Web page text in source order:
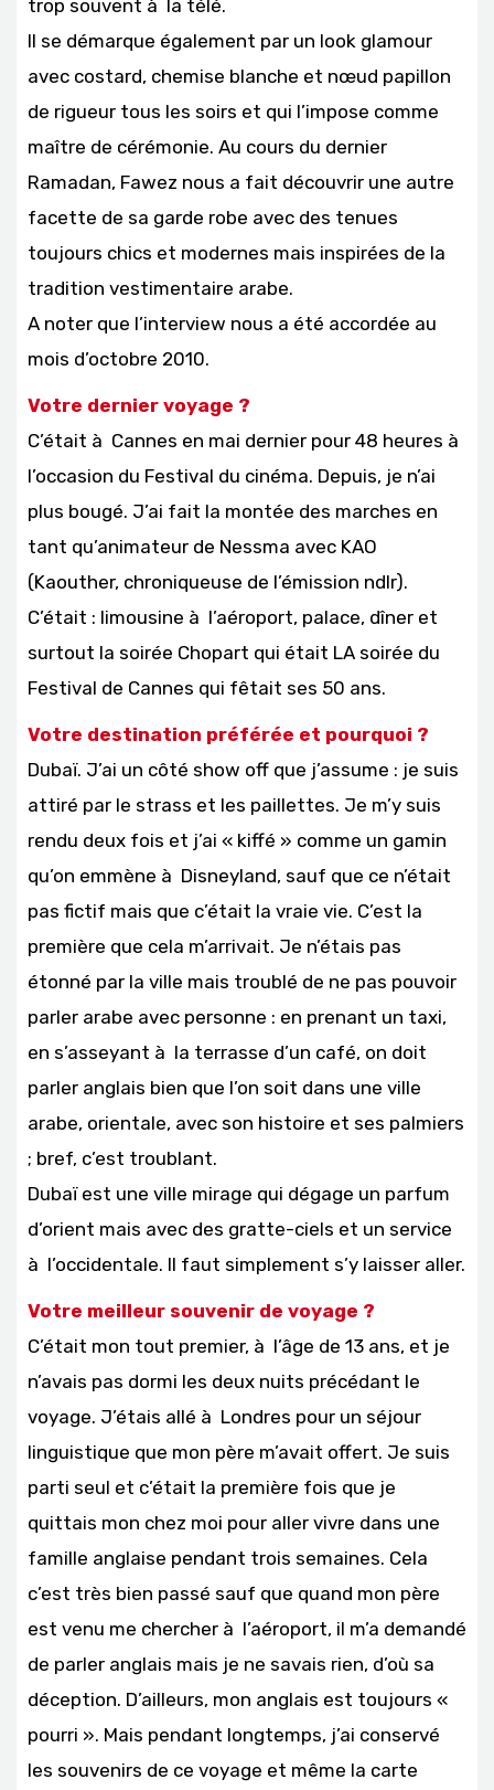
trop souvent à la télé.
Il se démarque également par un look glamour
avec costard, chemise blanche et nœud papillon
de rigueur tous les soirs et qui l’impose comme
maître de cérémonie. Au cours du dernier
Ramadan, Fawez nous a fait découvrir une autre
facette de sa garde robe avec des tenues
toujours chics et modernes mais inspirées de la
tradition vestimentaire arabe.
A noter que l’interview nous a été accordée au
mois d’octobre 2010.
Votre dernier voyage ?
C’était à Cannes en mai dernier pour 48 heures à
l’occasion du Festival du cinéma. Depuis, je n’ai
plus bougé. J’ai fait la montée des marches en
tant qu’animateur de Nessma avec KAO
(Kaouther, chroniqueuse de l’émission ndlr).
C’était : limousine à l’aéroport, palace, dîner et
surtout la soirée Chopart qui était LA soirée du
Festival de Cannes qui fêtait ses 50 ans.
Votre destination préférée et pourquoi ?
Dubaï. J’ai un côté show off que j’assume : je suis
attiré par le strass et les paillettes. Je m’y suis
rendu deux fois et j’ai « kiffé » comme un gamin
qu’on emmène à Disneyland, sauf que ce n’était
pas fictif mais que c’était la vraie vie. C’est la
première que cela m’arrivait. Je n’étais pas
étonné par la ville mais troublé de ne pas pouvoir
parler arabe avec personne : en prenant un taxi,
en s’asseyant à la terrasse d’un café, on doit
parler anglais bien que l’on soit dans une ville
arabe, orientale, avec son histoire et ses palmiers
; bref, c’est troublant.
Dubaï est une ville mirage qui dégage un parfum
d’orient mais avec des gratte-ciels et un service
à l’occidentale. Il faut simplement s’y laisser aller.
Votre meilleur souvenir de voyage ?
C’était mon tout premier, à l’âge de 13 ans, et je
n’avais pas dormi les deux nuits précédant le
voyage. J’étais allé à Londres pour un séjour
linguistique que mon père m’avait offert. Je suis
parti seul et c’était la première fois que je
quittais mon chez moi pour aller vivre dans une
famille anglaise pendant trois semaines. Cela
c’est très bien passé sauf que quand mon père
est venu me chercher à l’aéroport, il m’a demandé
de parler anglais mais je ne savais rien, d’où sa
déception. D’ailleurs, mon anglais est toujours «
pourri ». Mais pendant longtemps, j’ai conservé
les souvenirs de ce voyage et même la carte